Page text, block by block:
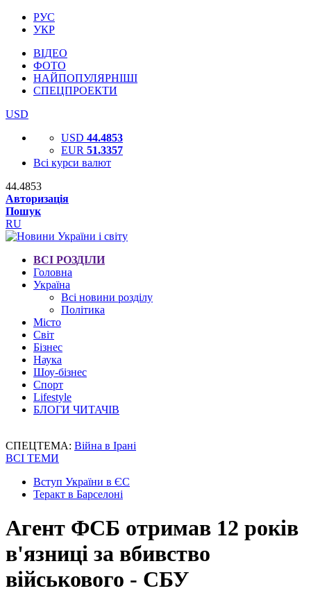
РУС
УКР
ВІДЕО
ФОТО
НАЙПОПУЛЯРНІШІ
СПЕЦПРОЕКТИ
USD
USD 44.4853
EUR 51.3357
Всі курси валют
44.4853
Авторизація
Пошук
RU
ВСІ РОЗДІЛИ
Головна
Україна
Всі новини розділу
Політика
Місто
Світ
Бізнес
Наука
Шоу-бізнес
Спорт
Lifestyle
БЛОГИ ЧИТАЧІВ
СПЕЦТЕМА: Війна в Ірані
ВСІ ТЕМИ
Вступ України в ЄС
Теракт в Барселоні
Агент ФСБ отримав 12 років
в'язниці за вбивство
військового - СБУ